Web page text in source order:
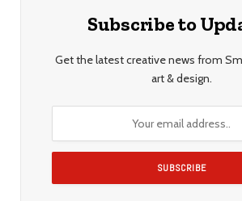
Subscribe to
Get the latest creative news from
art & design.